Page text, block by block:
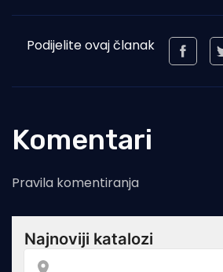
Podijelite ovaj članak
Komentari
Pravila komentiranja